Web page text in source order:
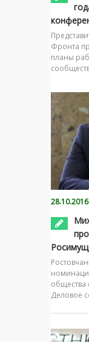
Фронта
планы
28.10.2016
общества
Деловое